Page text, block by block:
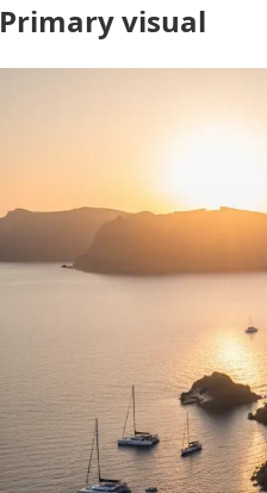
Primary visual